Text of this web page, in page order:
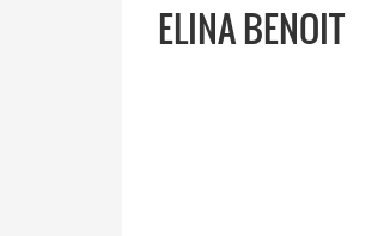
ELINA BENOIT